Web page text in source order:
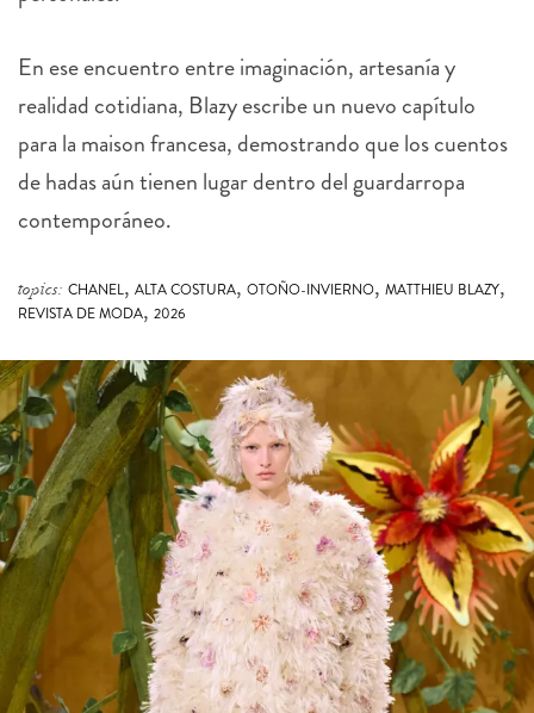
realidad cotidiana, Blazy escribe un nuevo capítulo
para la maison francesa, demostrando que los cuentos
de hadas aún tienen lugar dentro del guardarropa
contemporáneo.
REVISTA DE MODA,2026